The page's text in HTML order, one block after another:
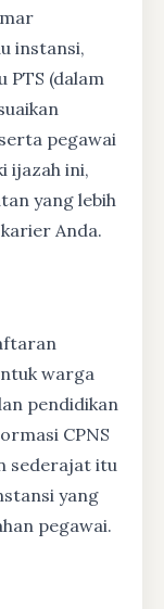
instansi,
PTS (dalam
pegawai
ijazah ini,
yang lebih
Anda.
warga
pendidikan
CPNS
sederajat itu
yang
pegawai.